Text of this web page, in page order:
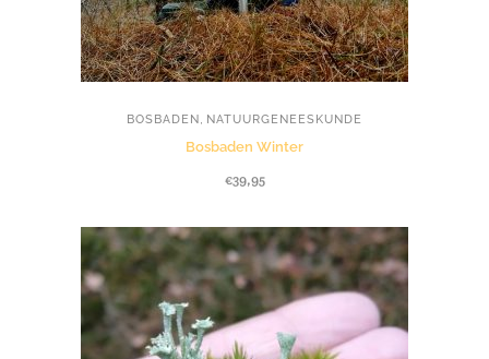
BOSBADEN NATUURGENEESKUNDE
Bosbaden Winter
€39,95